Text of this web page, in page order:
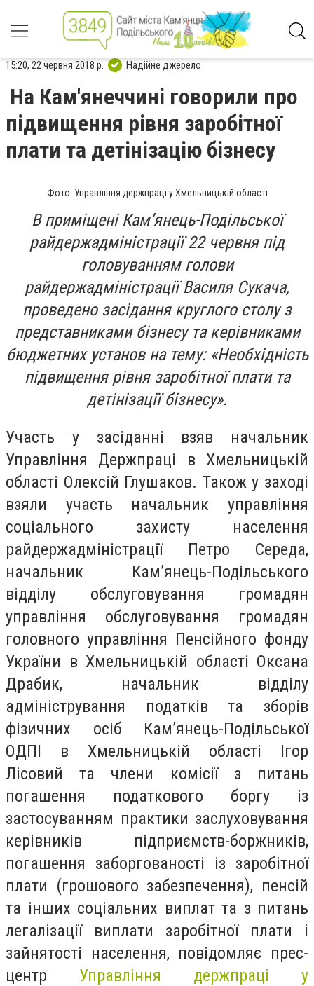
15:20, 22 червня 2018 р. Надійне джерело
На Кам'янеччині говорили про
підвищення рівня заробітної
плати та детінізацію бізнесу
Фото: Управління держпраці у Хмельницькій області
В приміщені Кам’янець-Подільської
райдержадміністрації 22 червня під
головуванням голови
райдержадміністрації Василя Сукача,
проведено засідання круглого столу з
представниками бізнесу та керівниками
бюджетних установ на тему: «Необхідність
підвищення рівня заробітної плати та
детінізації бізнесу».
Участь у засіданні взяв начальник
Управління Держпраці в Хмельницькій
області Олексій Глушаков. Також у заході
взяли участь начальник управління
соціального захисту населення
райдержадміністрації Петро Середа,
начальник Кам’янець-Подільського
відділу обслуговування громадян
управління обслуговування громадян
головного управління Пенсійного фонду
України в Хмельницькій області Оксана
Драбик, начальник відділу
адміністрування податків та зборів
фізичних осіб Кам’янець-Подільської
ОДПІ в Хмельницькій області Ігор
Лісовий та члени комісії з питань
погашення податкового боргу із
застосуванням практики заслуховування
керівників підприємств-боржників,
погашення заборгованості із заробітної
плати (грошового забезпечення), пенсій
та інших соціальних виплат та з питань
легалізації виплати заробітної плати і
зайнятості населення, повідомляє прес-
центр Управління держпраці у